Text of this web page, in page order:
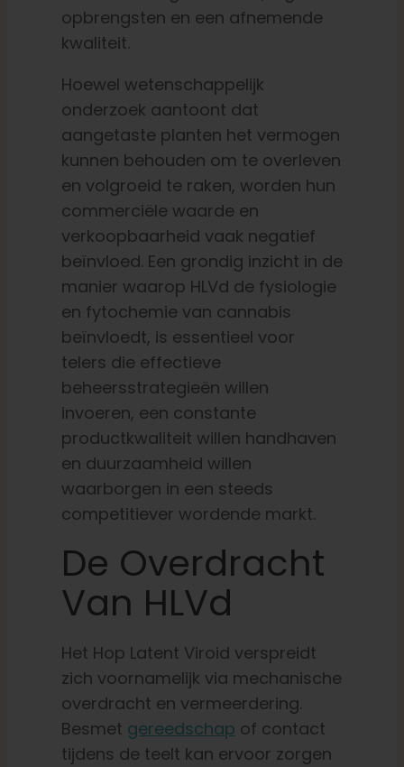
opbrengsten en een afnemende
kwaliteit.
Hoewel wetenschappelijk
onderzoek aantoont dat
aangetaste planten het vermogen
kunnen behouden om te overleven
en volgroeid te raken, worden hun
commerciële waarde en
verkoopbaarheid vaak negatief
beïnvloed. Een grondig inzicht in de
manier waarop HLVd de fysiologie
en fytochemie van cannabis
beïnvloedt, is essentieel voor
telers die effectieve
beheersstrategieën willen
invoeren, een constante
productkwaliteit willen handhaven
en duurzaamheid willen
waarborgen in een steeds
competitiever wordende markt.
De Overdracht
Van HLVd
Het Hop Latent Viroid verspreidt
zich voornamelijk via mechanische
overdracht en vermeerdering.
Besmet gereedschap of contact
tijdens de teelt kan ervoor zorgen